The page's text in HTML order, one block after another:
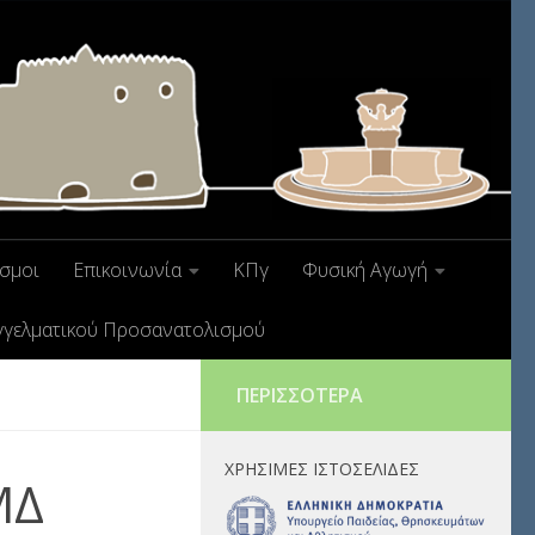
Επικοινωνία ΚΠγ Φυσική Αγωγή
Προσανατολισμού
ΠΕΡΙΣΣΌΤΕΡΑ
ΧΡΉΣΙΜΕΣ ΙΣΤΟΣΕΛΊΔΕΣ